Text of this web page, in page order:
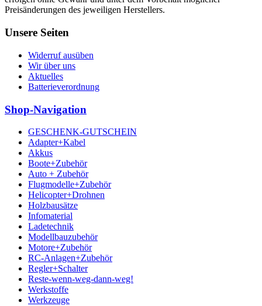
Preisänderungen des jeweiligen Herstellers.
Unsere Seiten
Widerruf ausüben
Wir über uns
Aktuelles
Batterieverordnung
Shop-Navigation
GESCHENK-GUTSCHEIN
Adapter+Kabel
Akkus
Boote+Zubehör
Auto + Zubehör
Flugmodelle+Zubehör
Helicopter+Drohnen
Holzbausätze
Infomaterial
Ladetechnik
Modellbauzubehör
Motore+Zubehör
RC-Anlagen+Zubehör
Regler+Schalter
Reste-wenn-weg-dann-weg!
Werkstoffe
Werkzeuge